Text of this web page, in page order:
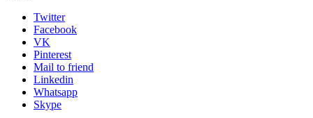
Twitter
Facebook
VK
Pinterest
Mail to friend
Linkedin
Whatsapp
Skype